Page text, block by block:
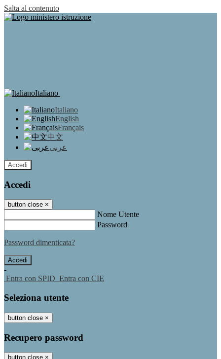
Salta al contenuto
Italiano
Italiano
English
Français
中文
عربى
Accedi
Accedi
button close ×
Nome Utente
Password
Password dimenticata?
-
Entra con SPID Entra con CIE
Seleziona utente
button close ×
Recupero password
button close ×